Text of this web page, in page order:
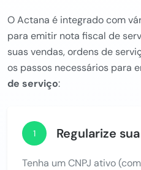
O Actana é integrado com
para emitir nota fiscal de
suas vendas, ordens de
os passos necessários para
de serviço:
1 Regularize
Tenha um CNPJ ativo